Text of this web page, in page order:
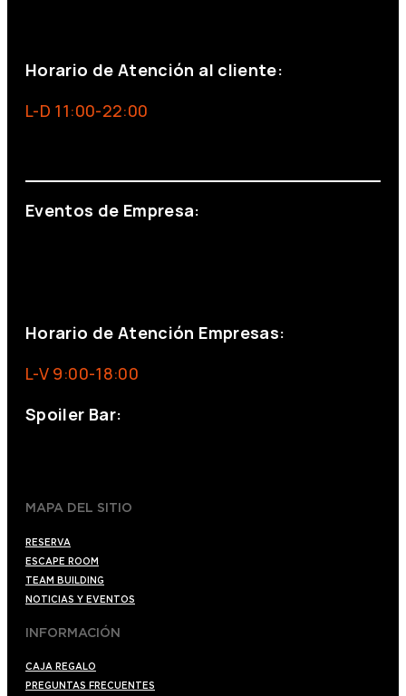
Horario de Atención al cliente:
L-D 11:00-22:00
Eventos de Empresa:
Horario de Atención Empresas:
L-V 9:00-18:00
Spoiler Bar:
MAPA DEL SITIO
RESERVA
ESCAPE ROOM
TEAM BUILDING
NOTICIAS Y EVENTOS
INFORMACIÓN
CAJA REGALO
PREGUNTAS FRECUENTES